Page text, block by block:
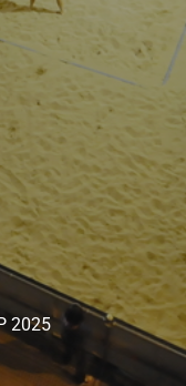
2025